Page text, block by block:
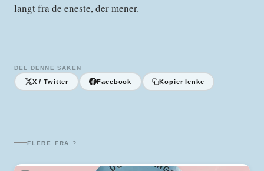
langt fra de eneste, der mener.
DEL DENNE SAKEN
X / Twitter Facebook Kopier lenke
FLERE FRA ?